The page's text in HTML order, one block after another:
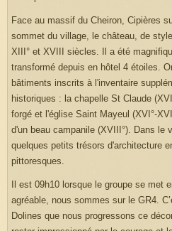
Face au massif du Cheiron, Cipières
sommet du village, le château, de
XIII° et XVIII siècles. Il a été
transformé depuis en hôtel 4 étoiles.
bâtiments inscrits à l'inventaire
historiques : la chapelle St Claude
forgé et l'église Saint Mayeul (XVI°-
d'un beau campanile (XVIII°). Dans le
quelques petits trésors d'architecture
pittoresques.
Il est 09h10 lorsque le groupe se met
agréable, nous sommes sur le GR4.
Dolines que nous progressons ce